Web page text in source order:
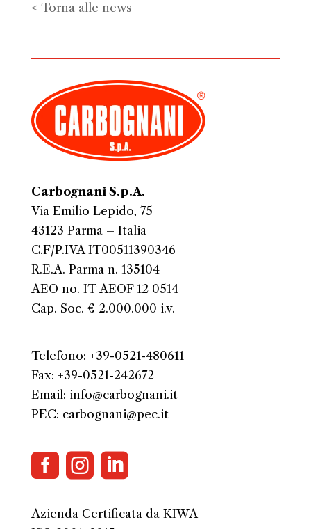
< Torna alle news
Carbognani S.p.A.
Via Emilio Lepido, 75
43123 Parma – Italia
C.F/P.IVA IT00511390346
R.E.A. Parma n. 135104
AEO no. IT AEOF 12 0514
Cap. Soc. € 2.000.000 i.v.
Telefono: +39-0521-480611
Fax: +39-0521-242672
Email: info@carbognani.it
PEC: carbognani@pec.it
  
Azienda Certificata da KIWA